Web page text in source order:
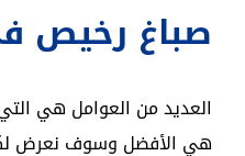
صباغ رخيص
العديد من العوامل هي
هي الأفضل وسوف نعرض